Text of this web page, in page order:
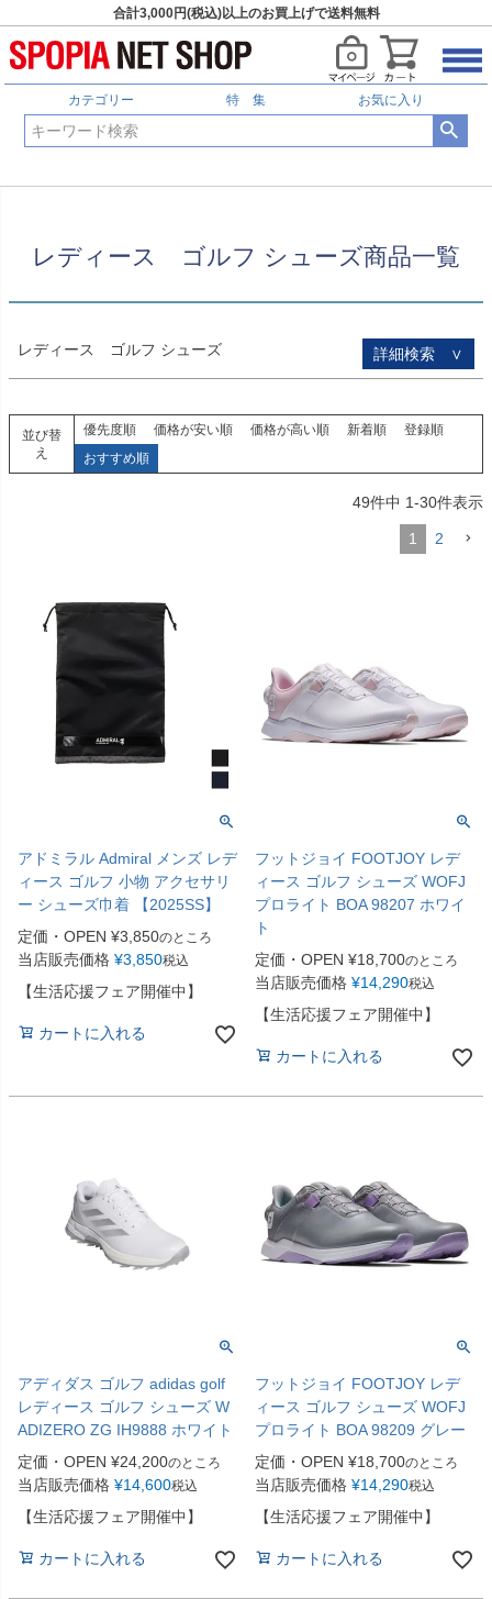
合計3,000円(税込)以上のお買上げで送料無料
カテゴリー 特 集 お気に入り
HOME レディース ゴルフ シューズ商品一覧
レディース ゴルフ シューズ商品一覧
レディース ゴルフ シューズ 詳細検索 ∨
予約商品
予約商品のみを表示
並び順
新着順
登録順
キーワードヒット順
検索
並び替
え
優先度順 価格が安い順 価格が高い順 新着順
登録順
おすすめ順
49件中 1-30件表示
1 2
アドミラル Admiral メンズ レデ
ィース ゴルフ 小物 アクセサリ
ー シューズ巾着 【2025SS】
定価・OPEN ¥3,850のところ
当店販売価格 ¥3,850税込
【生活応援フェア開催中】
カートに入れる
フットジョイ FOOTJOY レデ
ィース ゴルフ シューズ WOFJ
プロライト BOA 98207 ホワイ
ト
定価・OPEN ¥18,700のところ
当店販売価格 ¥14,290税込
【生活応援フェア開催中】
カートに入れる
アディダス ゴルフ adidas golf
レディース ゴルフ シューズ W
ADIZERO ZG IH9888 ホワイト
定価・OPEN ¥24,200のところ
当店販売価格 ¥14,600税込
【生活応援フェア開催中】
カートに入れる
フットジョイ FOOTJOY レデ
ィース ゴルフ シューズ WOFJ
プロライト BOA 98209 グレー
定価・OPEN ¥18,700のところ
当店販売価格 ¥14,290税込
【生活応援フェア開催中】
カートに入れる